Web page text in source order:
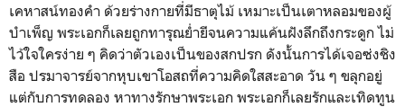
เคหาสน์ทองคำ ด้วยร่างกายที่มีธาตุไม้ เหมาะเป็นเตาหลอมของผู้
บำเพ็ญ พระเอกก็เลยถูกทารุณย่ำยีจนความแค้นฝังลึกถึงกระดูก ไม่
ไว้ใจใครง่าย ๆ คิดว่าตัวเองเป็นของสกปรก ดังนั้นการได้เจอซ่งชิง
สือ ปรมาจารย์จากหุบเขาโอสถที่ความคิดใสสะอาด วัน ๆ ขลุกอยู่
แต่กับการทดลอง หาทางรักษาพระเอก พระเอกก็เลยรักและเทิดทูน